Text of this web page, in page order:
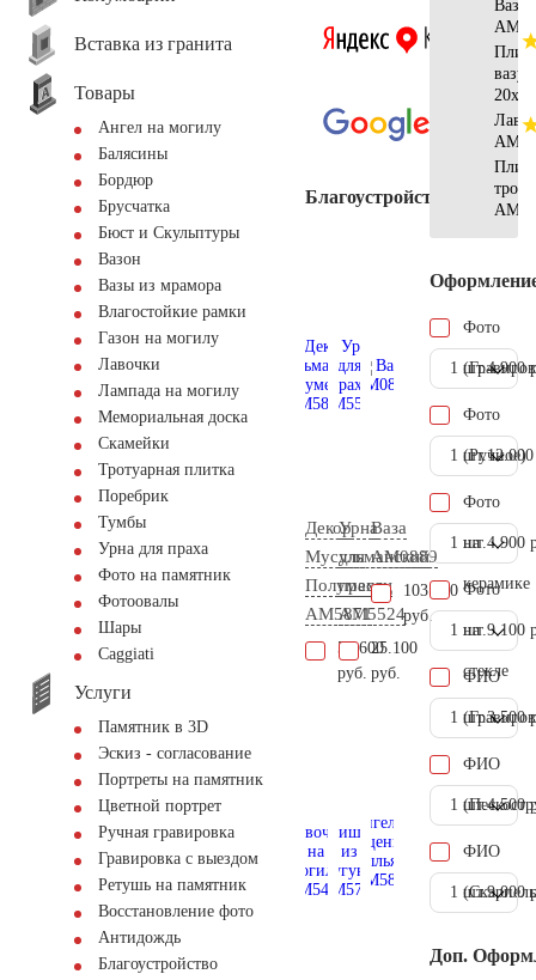
Вставка из гранита
Товары
Ангел на могилу
Балясины
Бордюр
Брусчатка
Бюст и Скульптуры
Вазон
Вазы из мрамора
Влагостойкие рамки
Газон на могилу
Лавочки
Лампада на могилу
Мемориальная доска
Скамейки
Тротуарная плитка
Поребрик
Тумбы
Урна для праха
Фото на памятник
Фотоовалы
Шары
Сaggiati
Услуги
Памятник в 3D
Эскиз - согласование
Портреты на памятник
Цветной портрет
Ручная гравировка
Гравировка с выездом
Ретушь на памятник
Восстановление фото
Антидождь
Благоустройство
Благоустройство
Декор
Мусульманский
Полумесяц
AM5871
50.600
руб.
Урна
для
праха
AM5524
25.100
руб.
Ваза
AM0889
103.200
руб.
вазу
Фото
1 шт.4.900
Фото
(Ручное)
1 шт.
Фото
на
керамике
1 шт. 4.900
Фото
на
стекле
1 шт. 9.100
ФИО
1 шт.3.500
ФИО
1 шт.4.500
ФИО
1 шт.9.000
Доп.